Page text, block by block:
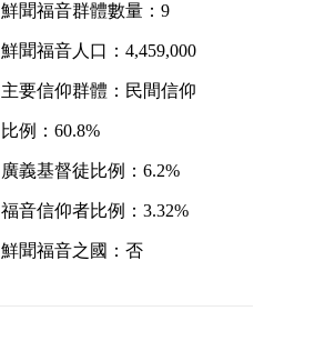
鮮聞福音群體數量：9
鮮聞福音人口：4,459,000
主要信仰群體：民間信仰
比例：60.8%
廣義基督徒比例：6.2%
福音信仰者比例：3.32%
鮮聞福音之國：否